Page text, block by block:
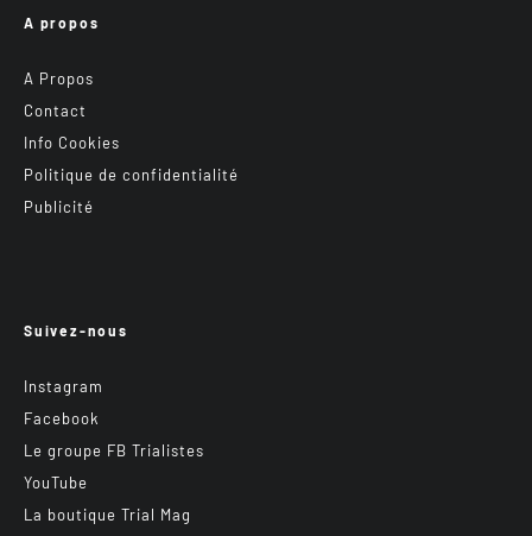
A propos
A Propos
Contact
Info Cookies
Politique de confidentialité
Publicité
Suivez-nous
Instagram
Facebook
Le groupe FB Trialistes
YouTube
La boutique Trial Mag